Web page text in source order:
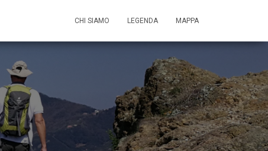
CHI SIAMO LEGENDA MAPPA